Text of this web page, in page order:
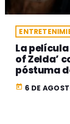
La
of Zelda’
póstuma
today 6 DE